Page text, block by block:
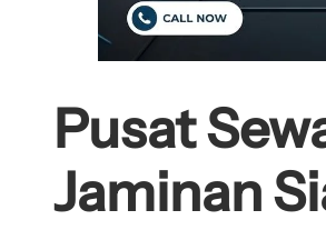
Pusat
Jaminan